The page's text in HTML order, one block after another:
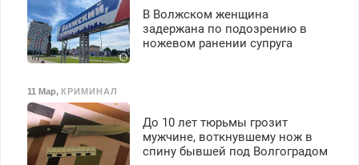
В Волжском женщина
задержана по подозрению в
ножевом ранении супруга
11 Мар, КРИМИНАЛ
До 10 лет тюрьмы грозит
мужчине, воткнувшему нож в
спину бывшей под Волгоградом